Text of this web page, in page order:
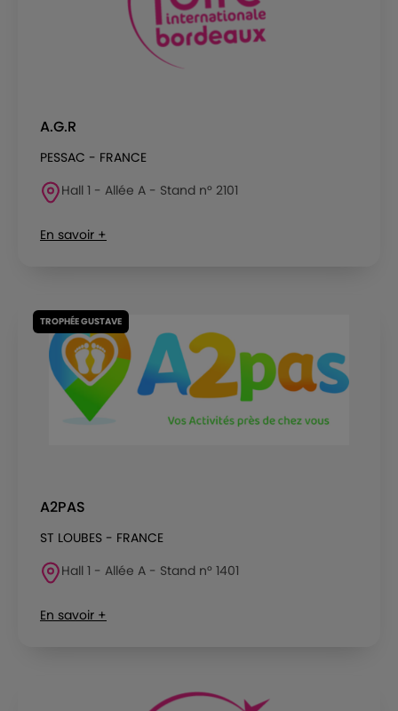
A.G.R
PESSAC - FRANCE
Hall 1 - Allée A - Stand n° 2101
En savoir +
TROPHÉE GUSTAVE
A2PAS
ST LOUBES - FRANCE
Hall 1 - Allée A - Stand n° 1401
En savoir +